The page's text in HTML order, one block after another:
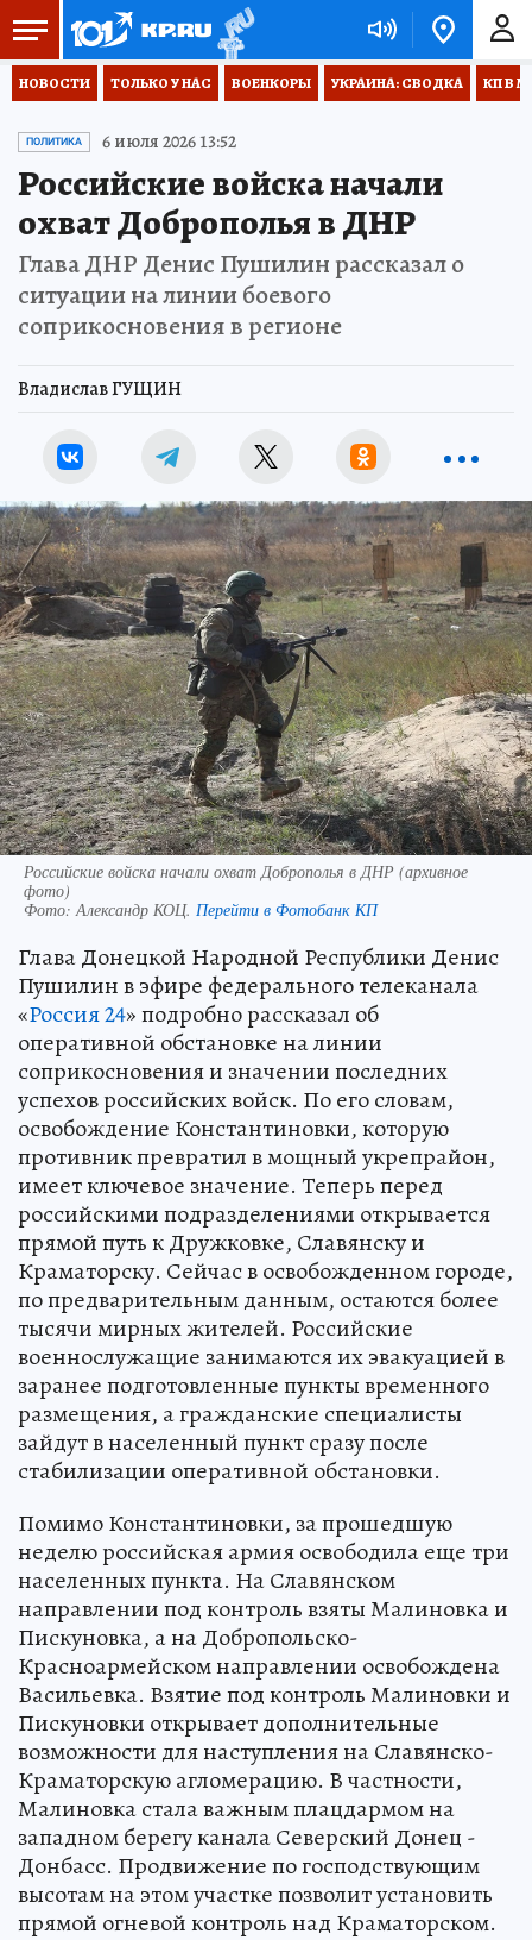
НОВОСТИ ТОЛЬКО У НАС ВОЕНКОРЫ УКРАИНА: СВОДКА КП В
ПОЛИТИКА 6 июля 2026 13:52
Российские войска начали
охват Доброполья в ДНР
Глава ДНР Денис Пушилин рассказал о
ситуации на линии боевого
соприкосновения в регионе
Владислав ГУЩИН
Российские войска начали охват Доброполья в ДНР (архивное
фото)
Фото: Александр КОЦ. Перейти в Фотобанк КП
Глава Донецкой Народной Республики Денис
Пушилин в эфире федерального телеканала
«Россия 24» подробно рассказал об
оперативной обстановке на линии
соприкосновения и значении последних
успехов российских войск. По его словам,
освобождение Константиновки, которую
противник превратил в мощный укрепрайон,
имеет ключевое значение. Теперь перед
российскими подразделениями открывается
прямой путь к Дружковке, Славянску и
Краматорску. Сейчас в освобожденном городе,
по предварительным данным, остаются более
тысячи мирных жителей. Российские
военнослужащие занимаются их эвакуацией в
заранее подготовленные пункты временного
размещения, а гражданские специалисты
зайдут в населенный пункт сразу после
стабилизации оперативной обстановки.
Помимо Константиновки, за прошедшую
неделю российская армия освободила еще три
населенных пункта. На Славянском
направлении под контроль взяты Малиновка и
Пискуновка, а на Добропольско-
Красноармейском направлении освобождена
Васильевка. Взятие под контроль Малиновки и
Пискуновки открывает дополнительные
возможности для наступления на Славянско-
Краматорскую агломерацию. В частности,
Малиновка стала важным плацдармом на
западном берегу канала Северский Донец -
Донбасс. Продвижение по господствующим
высотам на этом участке позволит установить
прямой огневой контроль над Краматорском.